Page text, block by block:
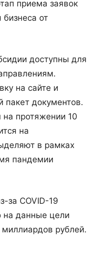
приема заявок
от
доступны для
на сайте и
пакет документов.
протяжении 10
на
в рамках
пандемии
за COVID-19
на данные цели
рублей.